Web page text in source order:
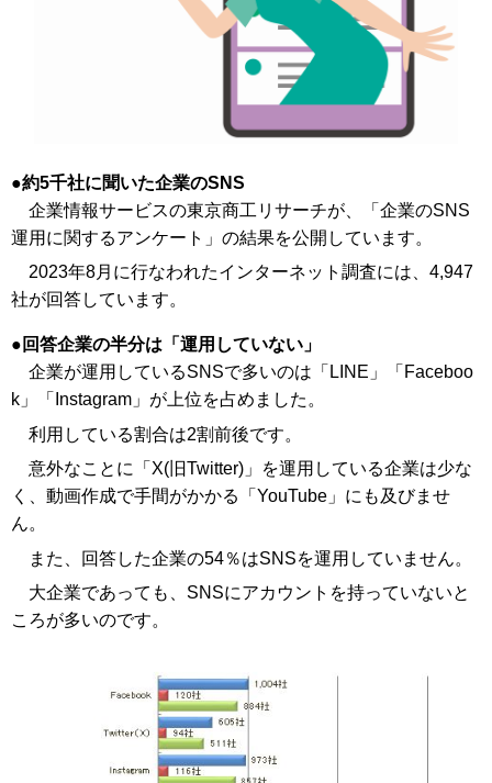
約5千社に聞いた企業のSNS
企業情報サービスの東京商工リサーチが、「企業のSNS
運用に関するアンケート」の結果を公開しています。
2023年8月に行なわれたインターネット調査には、4,947
社が回答しています。
回答企業の半分は「運用していない」
企業が運用しているSNSで多いのは「LINE」「Faceboo
k」「Instagram」が上位を占めました。
利用している割合は2割前後です。
意外なことに「X(旧Twitter)」を運用している企業は少な
く、動画作成で手間がかかる「YouTube」にも及びませ
ん。
また、回答した企業の54％はSNSを運用していません。
大企業であっても、SNSにアカウントを持っていないと
ころが多いのです。